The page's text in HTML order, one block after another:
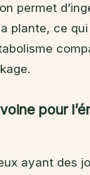
permet
plante, ce
pour
ayant des